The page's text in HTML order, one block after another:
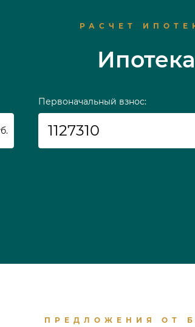
РАСЧЕТ
Ипотека
Первоначальный взнос:
ПРЕДЛОЖЕНИЯ ОТ